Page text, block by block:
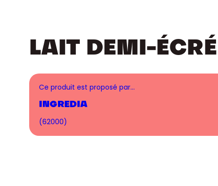
LAIT DEMI-
Ce produit est proposé par…
INGREDIA
(62000)